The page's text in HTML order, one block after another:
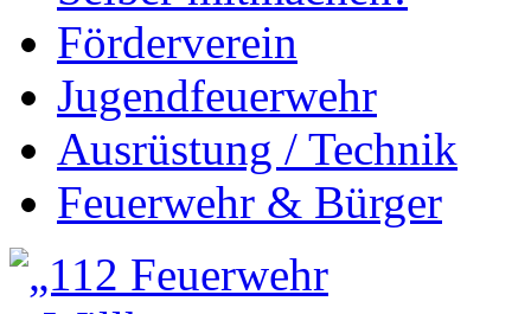
Förderverein
Jugendfeuerwehr
Ausrüstung / Technik
Feuerwehr & Bürger